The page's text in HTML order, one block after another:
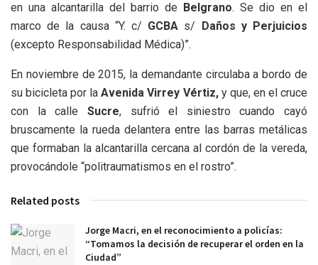
en una alcantarilla del barrio de Belgrano. Se dio en el
marco de la causa “Y. c/ GCBA s/ Daños y Perjuicios
(excepto Responsabilidad Médica)”.
En noviembre de 2015, la demandante circulaba a bordo de
su bicicleta por laAvenida Virrey Vértiz,y que, en el cruce
con la calle Sucre, sufrió el siniestro cuando cayó
bruscamente la rueda delantera entre las barras metálicas
que formaban la alcantarilla cercana al cordón de la vereda,
provocándole “politraumatismos en el rostro”.
Related posts
Jorge Macri, en el reconocimiento a policías:
“Tomamos la decisión de recuperar el orden en la
Ciudad”